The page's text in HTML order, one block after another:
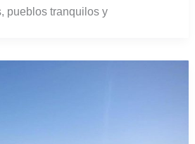
pueblos tranquilos y